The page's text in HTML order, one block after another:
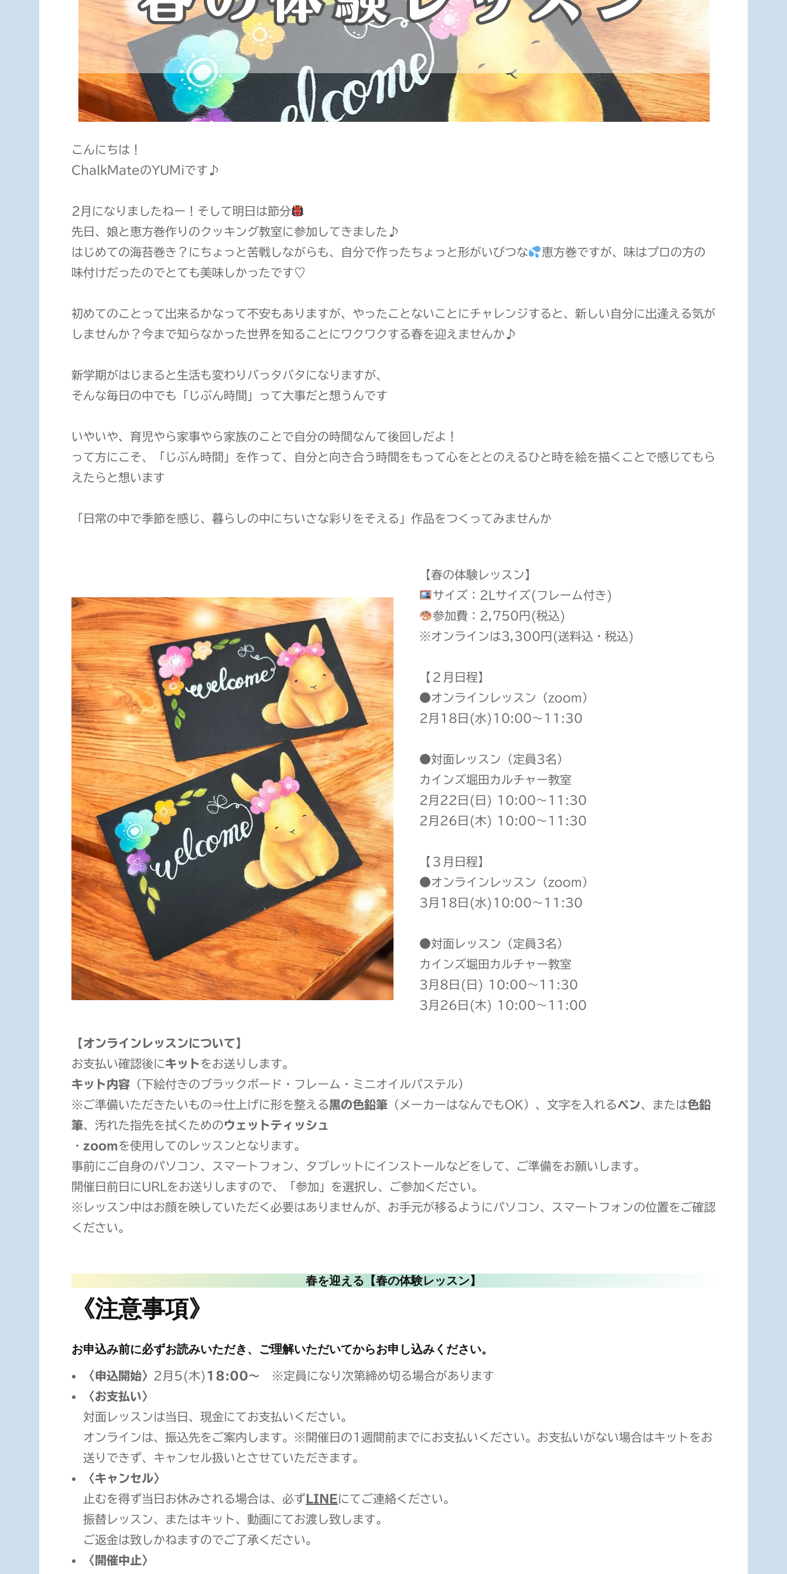
こんにちは！
ChalkMateのYUMiです♪
2月になりましたねー！そして明日は節分
先日、娘と恵方巻作りのクッキング教室に参加してきました♪
はじめての海苔巻き？にちょっと苦戦しながらも、自分で作ったちょっと形がいびつな
恵方巻ですが、味はプロの方の
味付けだったのでとても美味しかったです♡
初めてのことって出来るかなって不安もありますが、やったことないことにチャレンジすると、新しい自分に出逢える気が
しませんか？今まで知らなかった世界を知ることにワクワクする春を迎えませんか♪
新学期がはじまると生活も変わりバっタバタになりますが、
そんな毎日の中でも「じぶん時間」って大事だと想うんです
いやいや、育児やら家事やら家族のことで自分の時間なんて後回しだよ！
って方にこそ、「じぶん時間」を作って、自分と向き合う時間をもって心をととのえるひと時を絵を描くことで感じてもら
えたらと想います
「日常の中で季節を感じ、暮らしの中にちいさな彩りをそえる」作品をつくってみませんか
【春の体験レッスン】
サイズ：2Lサイズ(フレーム付き)
参加費：2,750円(税込)
※オンラインは3,300円(送料込・税込)
【２月日程】
●オンラインレッスン（zoom）
2月18日(水)10:00〜11:30
●対面レッスン（定員3名）
カインズ堀田カルチャー教室
2月22日(日) 10:00〜11:30
2月26日(木) 10:00〜11:30
【３月日程】
●オンラインレッスン（zoom）
3月18日(水)10:00〜11:30
●対面レッスン（定員3名）
カインズ堀田カルチャー教室
3月8日(日) 10:00〜11:30
3月26日(木) 10:00〜11:00
【オンラインレッスンについて】
お支払い確認後にキット をお送りします。
キット内容 （下絵付きのブラックボード・フレーム・ミニオイルパステル）
※ご準備いただきたいもの⇒仕上げに形を整える黒の色鉛筆 （メーカーはなんでもOK）、文字を入れるペン、または色鉛
筆、汚れた指先を拭くためのウェットティッシュ
・ zoom を使用してのレッスンとなります。
事前にご自身のパソコン、スマートフォン、タブレットにインストールなどをして、ご準備をお願いします。
開催日前日にURLをお送りしますので、「参加」を選択し、ご参加ください。
※レッスン中はお顔を映していただく必要はありませんが、お手元が移るようにパソコン、スマートフォンの位置をご確認
ください。
春を迎える【春の体験レッスン】
《注意事項》
お申込み前に必ずお読みいただき、ご理解いただいてからお申し込みください。
〈申込開始〉 2月5(木) 18:00～ ※定員になり次第締め切る場合があります
〈お支払い〉
対面レッスンは当日、現金にてお支払いください。
オンラインは、振込先をご案内します。※開催日の1週間前までにお支払いください。お支払いがない場合はキットをお
送りできず、キャンセル扱いとさせていただきます。
〈キャンセル〉
止むを得ず当日お休みされる場合は、必ず LINEにてご連絡ください。
振替レッスン、またはキット、動画にてお渡し致します。
ご返金は致しかねますのでご了承ください。
〈開催中止〉